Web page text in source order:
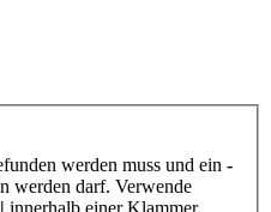
werden muss und ein -
werden darf. Verwende
| innerhalb einer Klammer,